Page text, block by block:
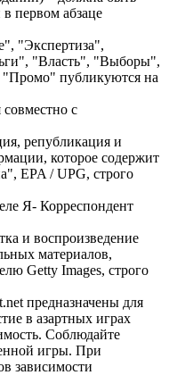
первом абзаце
"Экспертиза",
"Власть", "Выборы",
публикуются на
совместно с
републикация и
которое содержит
EPA / UPG, строго
Я- Корреспондент
и воспроизведение
материалов,
Getty Images, строго
предназначены для
в азартных играх
Соблюдайте
игры. При
зависимости